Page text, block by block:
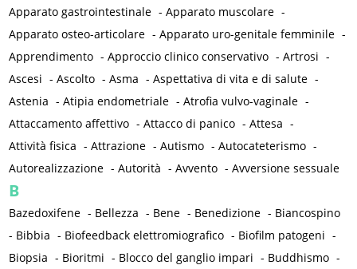
Apparato gastrointestinale -Apparato muscolare -
Apparato osteo-articolare -Apparato uro-genitale femminile -
Apprendimento -Approccio clinico conservativo -Artrosi -
Ascesi -Ascolto -Asma -Aspettativa di vita e di salute -
Astenia -Atipia endometriale -Atrofia vulvo-vaginale -
Attaccamento affettivo -Attacco di panico -Attesa -
Attività fisica -Attrazione -Autismo -Autocateterismo -
Autorealizzazione -Autorità -Avvento -Avversione sessuale
B
Bazedoxifene - Bellezza - Bene - Benedizione - Biancospino
- Bibbia - Biofeedback elettromiografico - Biofilm patogeni -
Biopsia - Bioritmi - Blocco del ganglio impari - Buddhismo -